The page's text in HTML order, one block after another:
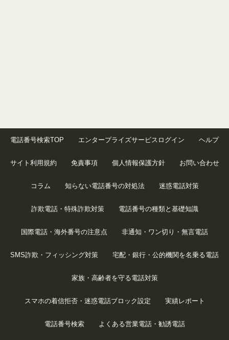
電話番号検索TOP エンタープライズサービスログイン ヘルプ
サイト利用規約 免責事項 個人情報保護方針 お問い合わせ
コラム 知らない電話番号の対処法 迷惑電話対策
詐欺電話・特殊詐欺対策 電話番号の種類と基礎知識
国際電話・海外番号の注意点 非通知・ワン切り・無言電話
SMS詐欺・フィッシング対策 宅配・銀行・公的機関を名乗る電話
家族・高齢者を守る電話対策
スマホの着信拒否・迷惑電話ブロック設定 実績レポート
電話番号検索 よくある営業電話・勧誘電話